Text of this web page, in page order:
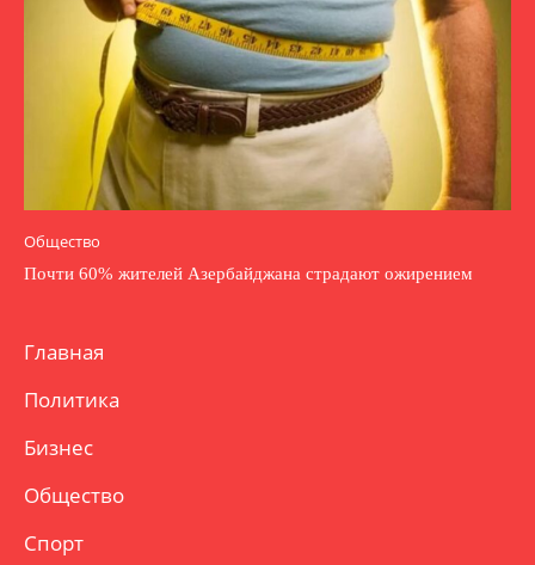
Общество
Почти 60% жителей Азербайджана страдают ожирением
Главная
Политика
Бизнес
Общество
Спорт